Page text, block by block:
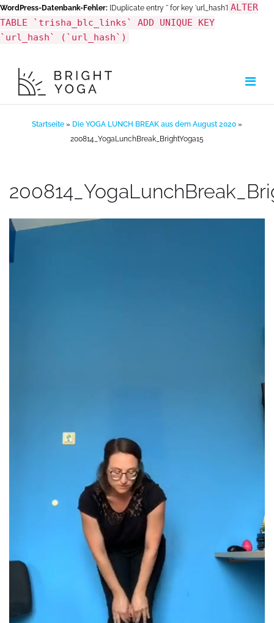
WordPress-Datenbank-Fehler: [Duplicate entry '' for key 'url_hash'] ALTER
TABLE `trisha_blc_links` ADD UNIQUE KEY
`url_hash` (`url_hash`)
Inhalt
springen
Startseite » Die YOGA LUNCH BREAK aus dem August 2020 »
200814_YogaLunchBreak_BrightYoga15